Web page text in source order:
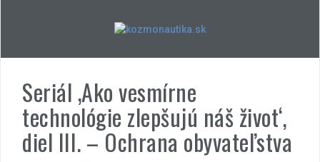
Seriál ‚Ako vesmírne
technológie zlepšujú náš život‘,
diel III. – Ochrana obyvateľstva